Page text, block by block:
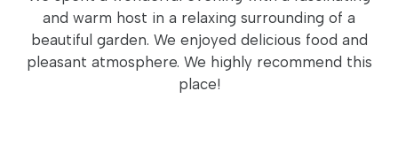
and warm host in a relaxing surrounding of a
beautiful garden. We enjoyed delicious food and
pleasant atmosphere. We highly recommend this
place!